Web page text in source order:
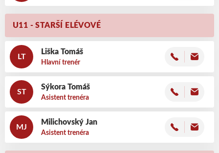
U11 - STARŠÍ ELÉVOVÉ
LT
Tomáš
Liška
Hlavní trenér
ST
Tomáš
Sýkora
Asistent trenéra
MJ
Jan
Milichovský
Asistent trenéra